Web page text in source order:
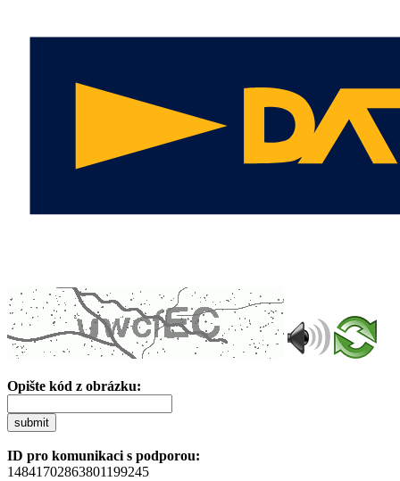
Opište kód z obrázku:
submit
ID pro komunikaci s podporou:
14841702863801199245